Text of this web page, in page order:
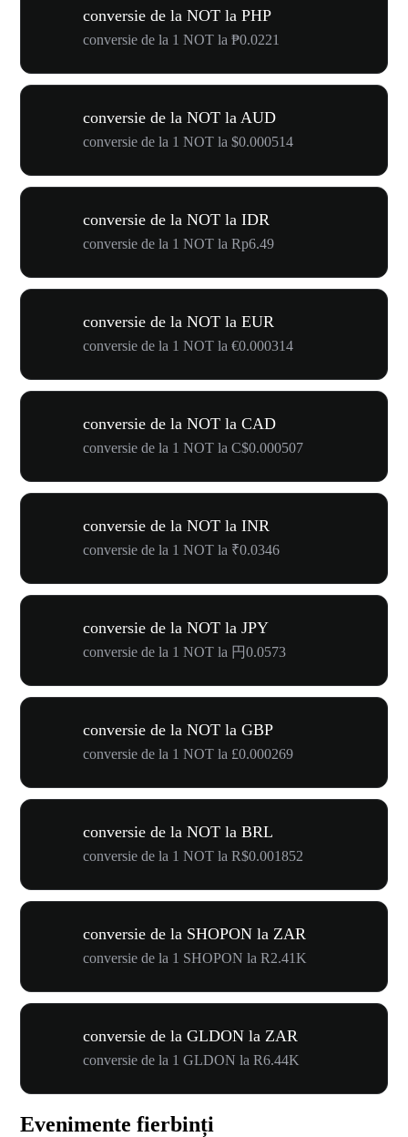
conversie de la NOT la PHP
conversie de la 1 NOT la ₱0.0221
conversie de la NOT la AUD
conversie de la 1 NOT la $0.000514
conversie de la NOT la IDR
conversie de la 1 NOT la Rp6.49
conversie de la NOT la EUR
conversie de la 1 NOT la €0.000314
conversie de la NOT la CAD
conversie de la 1 NOT la C$0.000507
conversie de la NOT la INR
conversie de la 1 NOT la ₹0.0346
conversie de la NOT la JPY
conversie de la 1 NOT la 円0.0573
conversie de la NOT la GBP
conversie de la 1 NOT la £0.000269
conversie de la NOT la BRL
conversie de la 1 NOT la R$0.001852
conversie de la SHOPON la ZAR
conversie de la 1 SHOPON la R2.41K
conversie de la GLDON la ZAR
conversie de la 1 GLDON la R6.44K
Evenimente fierbinți